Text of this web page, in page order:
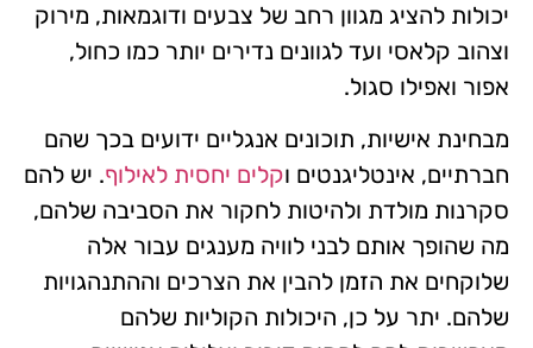
יכולות להציג מגוון רחב של צבעים ודוגמאות, מירוק
וצהוב קלאסי ועד לגוונים נדירים יותר כמו כחול,
אפור ואפילו סגול.
מבחינת אישיות, תוכונים אנגליים ידועים בכך שהם
חברתיים, אינטליגנטים וקלים יחסית לאילוף. יש להם
סקרנות מולדת ולהיטות לחקור את הסביבה שלהם,
מה שהופך אותם לבני לוויה מענגים עבור אלה
שלוקחים את הזמן להבין את הצרכים וההתנהגויות
שלהם. יתר על כן, היכולות הקוליות שלהם